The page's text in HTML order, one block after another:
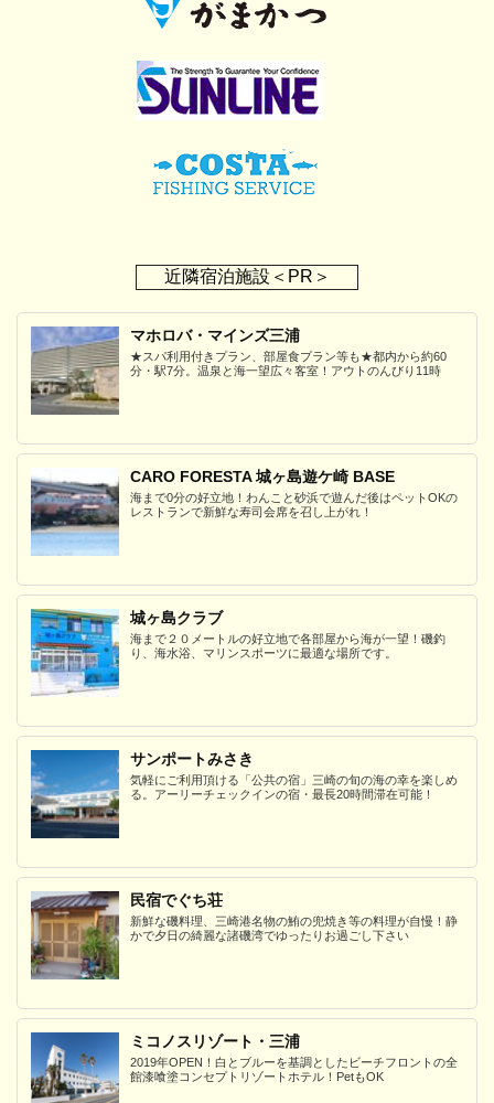
近隣宿泊施設＜PR＞
マホロバ・マインズ三浦
★スパ利用付きプラン、部屋食プラン等も★都内から約60
分・駅7分。温泉と海一望広々客室！アウトのんびり11時
CARO FORESTA 城ヶ島遊ケ崎 BASE
海まで0分の好立地！わんこと砂浜で遊んだ後はペットOKの
レストランで新鮮な寿司会席を召し上がれ！
城ヶ島クラブ
海まで２０メートルの好立地で各部屋から海が一望！磯釣
り、海水浴、マリンスポーツに最適な場所です。
サンポートみさき
気軽にご利用頂ける「公共の宿」三崎の旬の海の幸を楽しめ
る。アーリーチェックインの宿・最長20時間滞在可能！
民宿でぐち荘
新鮮な磯料理、三崎港名物の鮪の兜焼き等の料理が自慢！静
かで夕日の綺麗な諸磯湾でゆったりお過ごし下さい
ミコノスリゾート・三浦
2019年OPEN！白とブルーを基調としたビーチフロントの全
館漆喰塗コンセプトリゾートホテル！PetもOK